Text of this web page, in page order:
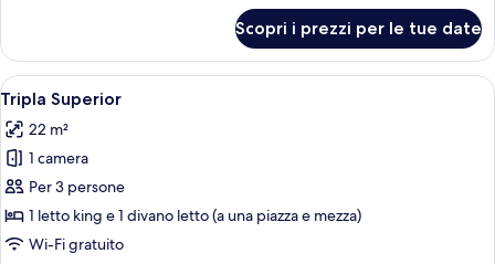
Double
Room
with
Castle
View
Scopri i prezzi per le tue date
Apri
tutte
le
foto
per
Tripla
Superior
Una camera d'albergo con un letto
4
Tripla Superior
22 m²
1 camera
Per 3 persone
1 letto king e 1 divano letto (a una piazza e mezza)
Wi-Fi gratuito